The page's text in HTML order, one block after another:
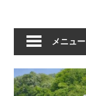
メニュー